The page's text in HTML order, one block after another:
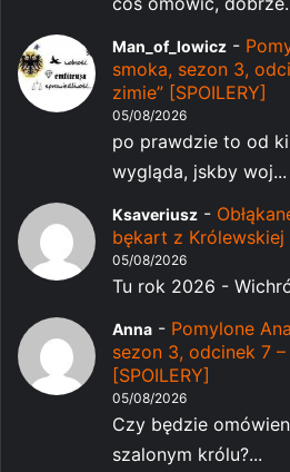
Man_of_lowicz -
smoka, sezon 3,
zimie” [SPOILERY]
05/08/2026
po prawdzie to od
wygląda, jskby woj...
Ksaveriusz -
bękart z Królewskiej
05/08/2026
Tu rok 2026 -
Anna - Pomylone
sezon 3, odcinek 7 –
[SPOILERY]
05/08/2026
Czy będzie
szalonym królu?...